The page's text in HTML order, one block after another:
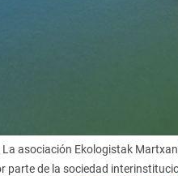
La asociación Ekologistak
parte de la sociedad